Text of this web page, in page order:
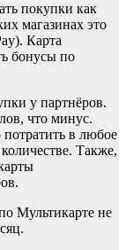
покупки как
магазинах это
Карта
бонусы по
у партнёров.
что минус.
в любое
Также,
Мультикарте не